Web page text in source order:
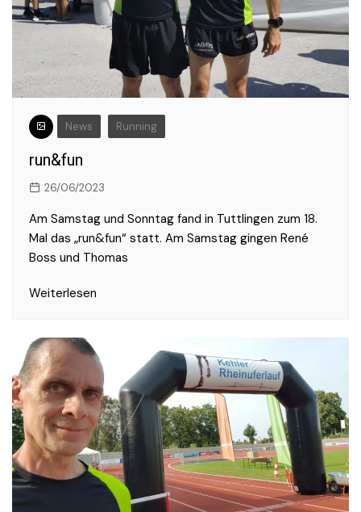
News Running
run&fun
26/06/2023
Am Samstag und Sonntag fand in Tuttlingen zum 18.
Mal das „run&fun“ statt. Am Samstag gingen René
Boss und Thomas
Weiterlesen